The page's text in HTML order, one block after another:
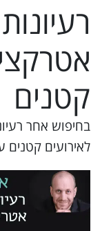
קטנים
בחיפוש אחר
לאירועים קטנים